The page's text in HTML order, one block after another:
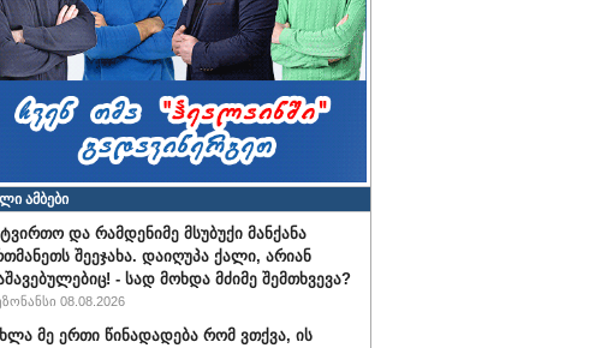
ამბები
და რამდენიმე მსუბუქი მანქანა
შეეჯახა. დაიღუპა ქალი, არიან
- სად მოხდა მძიმე შემთხვევა?
08.08.2026
მე ერთი წინადადება რომ ვთქვა, ის